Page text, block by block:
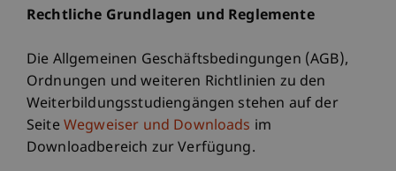
Rechtliche Grundlagen und Reglemente
Die Allgemeinen Geschäftsbedingungen (AGB),
Ordnungen und weiteren Richtlinien zu den
Weiterbildungsstudiengängen stehen auf der
SeiteWegweiser und Downloads im
Downloadbereich zur Verfügung.